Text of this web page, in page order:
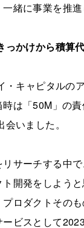
緒に事業を推進
っかけから積算
・キャピタルの
時は「50M」の
いました。
サーチする中
開発をしよう
ロダクトその
ビスとして